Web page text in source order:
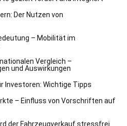
Der Nutzen von
– Mobilität im
Vergleich –
und Auswirkungen
Investoren: Wichtige Tipps
– Einfluss von Vorschriften auf
der Fahrzeugverkauf stressfrei